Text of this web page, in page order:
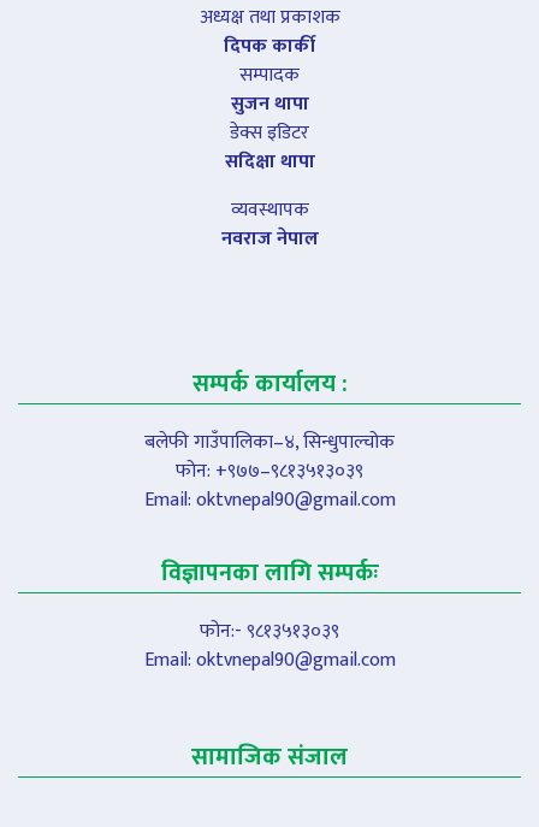
अध्यक्ष तथा प्रकाशक
दिपक कार्की
सम्पादक
सुजन थापा
डेक्स इडिटर
सदिक्षा थापा
व्यवस्थापक
नवराज नेपाल
सम्पर्क कार्यालय :
बलेफी गाउँपालिका–४, सिन्धुपाल्चोक
फोन: +९७७–९८१३५१३०३९
Email:oktvnepal90@gmail.com
विज्ञापनका लागि सम्पर्कः
फोन:- ९८१३५१३०३९
Email:oktvnepal90@gmail.com
सामाजिक संजाल